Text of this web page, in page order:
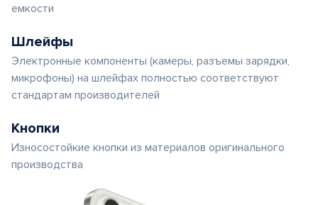
емкости
Шлейфы
Электронные компоненты (камеры, разъемы зарядки,
микрофоны) на шлейфах полностью соответствуют
стандартам производителей
Кнопки
Износостойкие кнопки из материалов оригинального
производства